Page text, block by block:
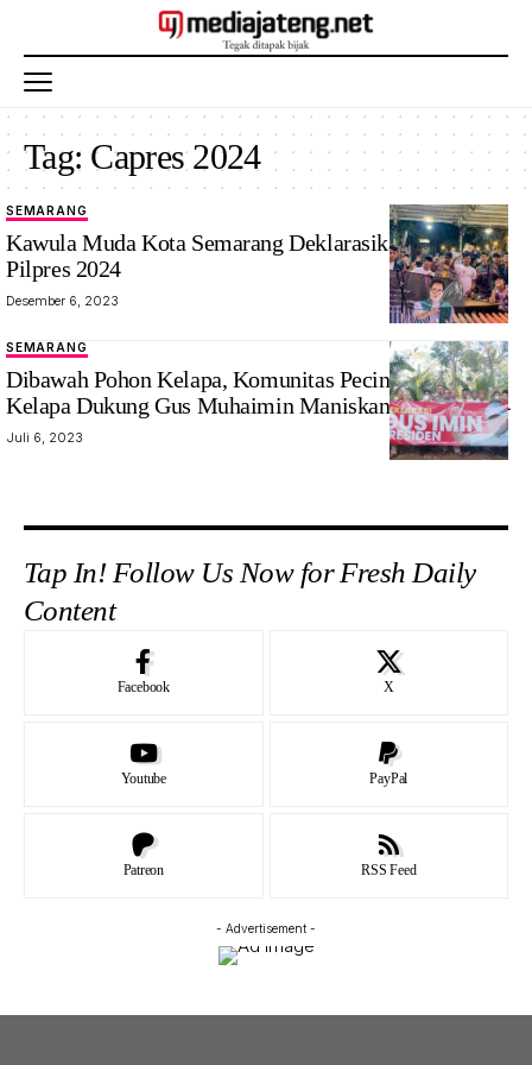
Tag: Capres 2024
Relawan
Kawula Muda
Semarang
swafoto
bersama usai
Festival Musisi
Jalanan di
Sleepess
Street,
SEMARANG
Kawula Muda Kota Semarang Deklarasikan Amin
Pilpres 2024
Desember 6, 2023
SEMARANG
Dibawah Pohon Kelapa, Komunitas Pecinta Gula
Kelapa Dukung Gus Muhaimin Maniskan Capres 2024
Juli 6, 2023
Tap In! Follow Us Now for Fresh Daily
Content
Facebook X
Youtube PayPal
Patreon RSS Feed
- Advertisement -